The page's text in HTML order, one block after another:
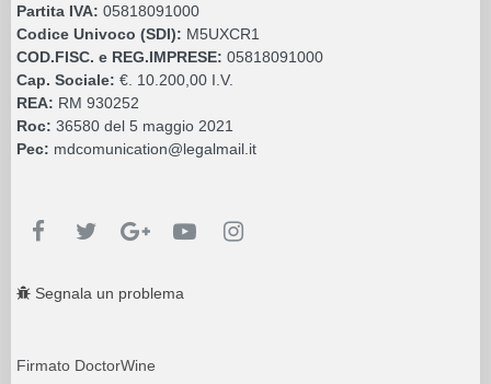
Partita IVA: 05818091000
Codice Univoco (SDI): M5UXCR1
COD.FISC. e REG.IMPRESE: 05818091000
Cap. Sociale: €. 10.200,00 I.V.
REA: RM 930252
Roc: 36580 del 5 maggio 2021
Pec: mdcomunication@legalmail.it
Segnala un problema
Firmato DoctorWine